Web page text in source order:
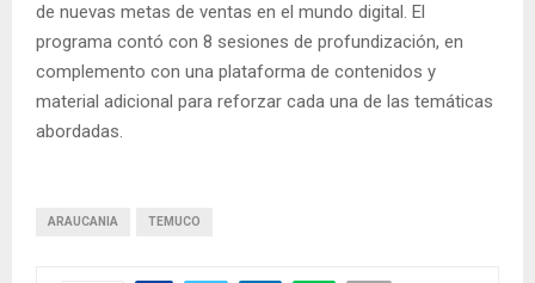
de nuevas metas de ventas en el mundo digital. El
programa contó con 8 sesiones de profundización, en
complemento con una plataforma de contenidos y
material adicional para reforzar cada una de las temáticas
abordadas.
ARAUCANIA TEMUCO